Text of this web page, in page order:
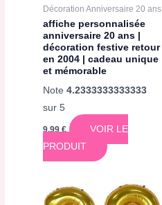
Décoration Anniversaire 20 ans
affiche personnalisée
anniversaire 20 ans |
décoration festive retour
en 2004 | cadeau unique
et mémorable
Note4.2333333333333
sur 5
9,99€
VOIR LE
PRODUIT